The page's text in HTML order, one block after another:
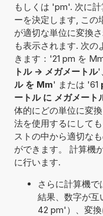
もしくは 'pm'. 次に
ーを決定します, こ
が適切な単位に変換
も表示されます. 次
きます：'21 pm を
トル -> メガメートル'
ル を Mm' または '61
ートル に メガメート
体的にどの単位に変
法を使用するにして
ストの中から適切な
ができます。 計算機
に行います.
さらに計算機
結果、数字が
42 pm'）、変換